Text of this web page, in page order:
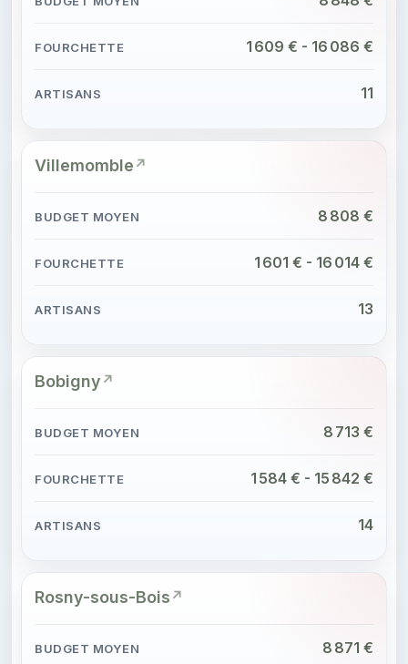
1 609 € - 16 086 €
11
Villemomble
8 808 €
1 601 € - 16 014 €
13
Bobigny
8 713 €
1 584 € - 15 842 €
14
Rosny-sous-Bois
8 871 €